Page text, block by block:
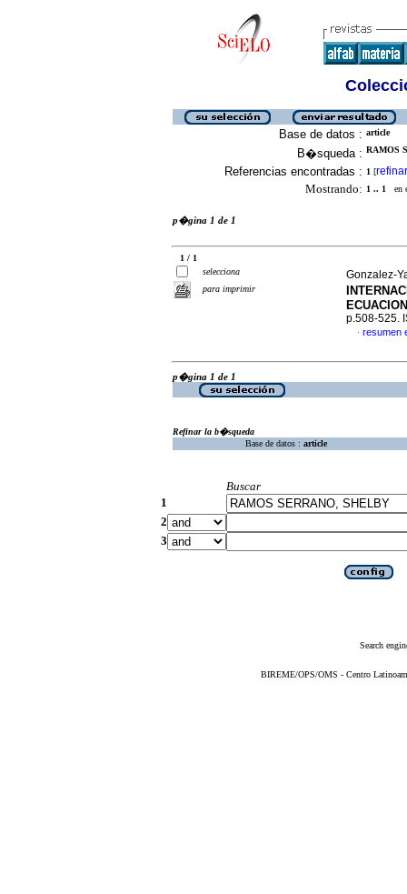
Base de datos : article
B�squeda : RAMOS
Referencias encontradas : 1 [refinar
Mostrando: 1 .. 1 en
p�gina 1 de 1
1 / 1
selecciona
para imprimir
Gonzalez-
p.508-525.
· resumen
p�gina 1 de 1
Refinar la b�squeda
Base de datos : article
Buscar
1
2
3
Search
BIREME/OPS/OMS - Centro